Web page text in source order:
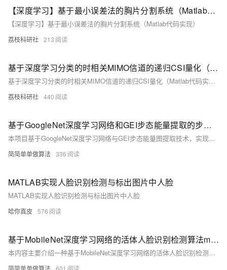
【深度学习】基于最小误差法的胸片分割系统（Matlab代码实现）
【深度学习】基于最小误差法的胸片分割系统（Matlab代码实现）
荔枝科研社 213
基于深度学习分类的时相关MIMO信道的递归CSI量化（Matlab代码实现）
基于深度学习分类的时相关MIMO信道的递归CSI量化（Matlab代码实现）
荔枝科研社 440
基于GoogleNet深度学习网络和GEI步态能量提取的步态识别算法matlab仿真,数据库采用CASIA库
本项目基于GoogleNet深度学习网络与GEI步态能量图提取技术，实现高精度步态识别。采用CASI库训练模型，结合Inception模块多尺度特征提取与GEI图像能量整合，提升识别稳定性与准确率，适用于智能安防、身份验证等领域。
简简单单做算法 336
MATLAB实现人脸识别检测与标出图片中人脸
MATLAB实现人脸识别检测与标出图片中人脸
哈你真皮 576
基于MobileNet深度学习网络的活体人脸识别检测算法matlab仿真
本内容主要介绍一种基于MobileNet深度学习网络的活体人脸识别检测技术及MQAM调制类型识别方法。完整程序运行效果无水印，需使用Matlab2022a版本。核心代码包含详细中文注释与操作视频。理论概述中提到，传统人脸识别易受非活体攻击影响，而MobileNet通过轻量化的深度可分离卷积结构，在保证准确性的同时提升检测效率。活体人脸与非活体在纹理和光照上存在显著差异，MobileNet可有效提取人脸高级特征，为无线通信领域提供先进的调制类型识别方案。
简简单单做算法 601